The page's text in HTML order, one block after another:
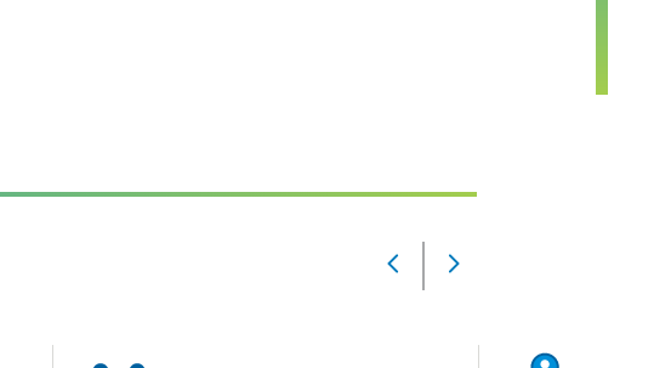
Slide
Changed